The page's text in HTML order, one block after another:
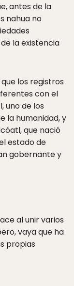
antes de la
nahua no
la existencia
los registros
con el
uno de los
la humanidad, y
que nació
estado de
gobernante y
al unir varios
vaya que ha
propias